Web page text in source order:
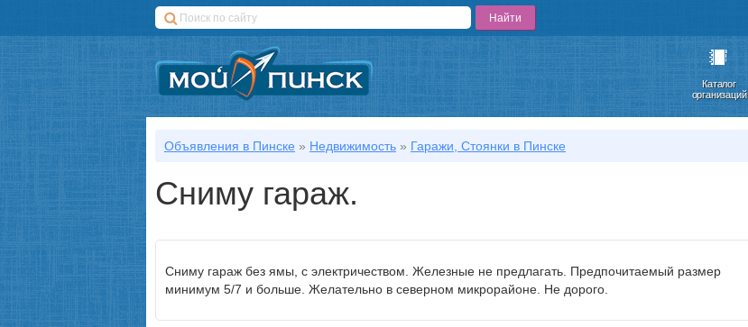
Каталог
организаций
Объявления в Пинске » Недвижимость » Гаражи, Стоянки в Пинске
Сниму гараж.
Сниму гараж без ямы, с электричеством. Железные не предлагать. Предпочитаемый размер
минимум 5/7 и больше. Желательно в северном микрорайоне. Не дорого.